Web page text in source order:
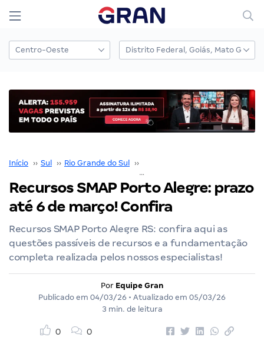
Início ›› Sul ›› Rio Grande do Sul ››
Recursos SMAP Porto Alegre: prazo
até 6 de março! Confira
Recursos SMAP Porto Alegre RS: confira aqui as
questões passíveis de recursos e a fundamentação
completa realizada pelos nossos especialistas!
Por Equipe Gran
Publicado em 04/03/26 • Atualizado em 05/03/26
3 min. de leitura
0 0